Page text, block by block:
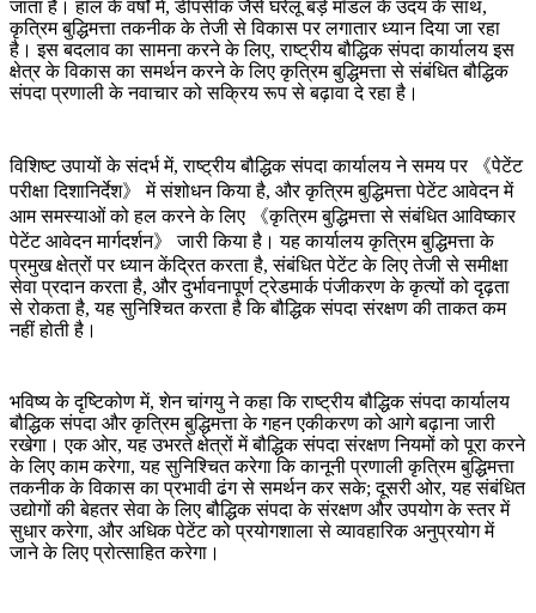
जाता है। हाल के वर्षों में, डीपसीक जैसे घरेलू बड़े मॉडल के उदय के साथ,
कृत्रिम बुद्धिमत्ता तकनीक के तेजी से विकास पर लगातार ध्यान दिया जा रहा
है। इस बदलाव का सामना करने के लिए, राष्ट्रीय बौद्धिक संपदा कार्यालय इस
क्षेत्र के विकास का समर्थन करने के लिए कृत्रिम बुद्धिमत्ता से संबंधित बौद्धिक
संपदा प्रणाली के नवाचार को सक्रिय रूप से बढ़ावा दे रहा है।
विशिष्ट उपायों के संदर्भ में, राष्ट्रीय बौद्धिक संपदा कार्यालय ने समय पर 《पेटेंट
परीक्षा दिशानिर्देश》 में संशोधन किया है, और कृत्रिम बुद्धिमत्ता पेटेंट आवेदन में
आम समस्याओं को हल करने के लिए 《कृत्रिम बुद्धिमत्ता से संबंधित आविष्कार
पेटेंट आवेदन मार्गदर्शन》 जारी किया है। यह कार्यालय कृत्रिम बुद्धिमत्ता के
प्रमुख क्षेत्रों पर ध्यान केंद्रित करता है, संबंधित पेटेंट के लिए तेजी से समीक्षा
सेवा प्रदान करता है, और दुर्भावनापूर्ण ट्रेडमार्क पंजीकरण के कृत्यों को दृढ़ता
से रोकता है, यह सुनिश्चित करता है कि बौद्धिक संपदा संरक्षण की ताकत कम
नहीं होती है।
भविष्य के दृष्टिकोण में, शेन चांगयु ने कहा कि राष्ट्रीय बौद्धिक संपदा कार्यालय
बौद्धिक संपदा और कृत्रिम बुद्धिमत्ता के गहन एकीकरण को आगे बढ़ाना जारी
रखेगा। एक ओर, यह उभरते क्षेत्रों में बौद्धिक संपदा संरक्षण नियमों को पूरा करने
के लिए काम करेगा, यह सुनिश्चित करेगा कि कानूनी प्रणाली कृत्रिम बुद्धिमत्ता
तकनीक के विकास का प्रभावी ढंग से समर्थन कर सके; दूसरी ओर, यह संबंधित
उद्योगों की बेहतर सेवा के लिए बौद्धिक संपदा के संरक्षण और उपयोग के स्तर में
सुधार करेगा, और अधिक पेटेंट को प्रयोगशाला से व्यावहारिक अनुप्रयोग में
जाने के लिए प्रोत्साहित करेगा।